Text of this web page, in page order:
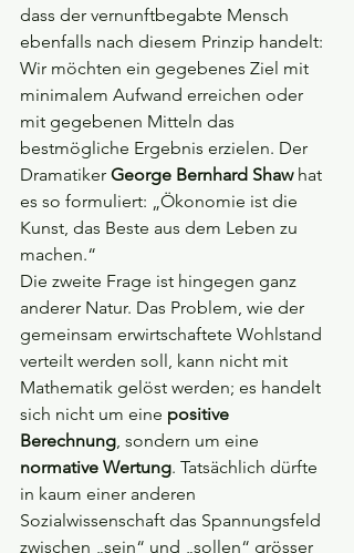
dass der vernunftbegabte Mensch
ebenfalls nach diesem Prinzip handelt:
Wir möchten ein gegebenes Ziel mit
minimalem Aufwand erreichen oder
mit gegebenen Mitteln das
bestmögliche Ergebnis erzielen. Der
Dramatiker George Bernhard Shaw hat
es so formuliert: „Ökonomie ist die
Kunst, das Beste aus dem Leben zu
machen.“
Die zweite Frage ist hingegen ganz
anderer Natur. Das Problem, wie der
gemeinsam erwirtschaftete Wohlstand
verteilt werden soll, kann nicht mit
Mathematik gelöst werden; es handelt
sich nicht um eine positive
Berechnung , sondern um eine
normative Wertung. Tatsächlich dürfte
in kaum einer anderen
Sozialwissenschaft das Spannungsfeld
zwischen „sein“ und „sollen“ grösser